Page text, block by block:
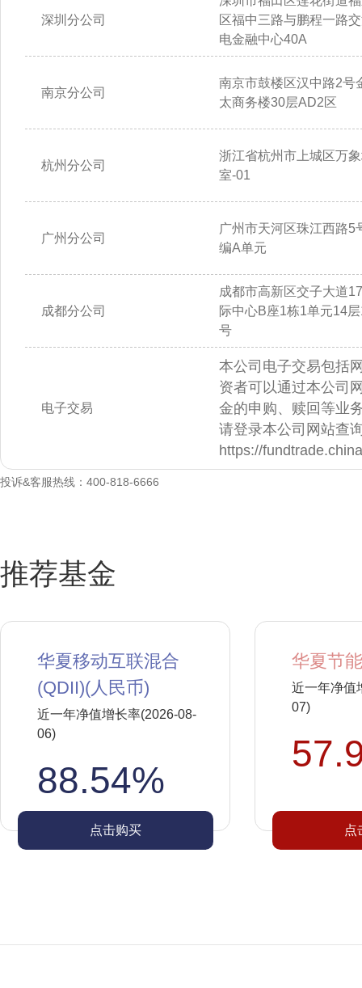
深圳分公司
区福中三路与鹏程一路
电金融中心40A
南京分公司
南京市鼓楼区汉中路2号
太商务楼30层AD2区
杭州分公司
浙江省杭州市上城区万
室-01
广州分公司
广州市天河区珠江西路5
编A单元
成都分公司
成都市高新区交子大道
际中心B座1栋1单元14
号
电子交易
本公司电子交易包括
资者可以通过本公司
金的申购、赎回等业
请登录本公司网站查
https://
投诉&客服热线：400-818-6666
推荐基金
华夏移动互联混合
(QDII)(人民币)
近一年净值增长率(2026-08-
06)
88.54%
点击购买
华夏节
近一年净值
07)
点